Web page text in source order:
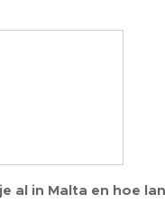
al in Malta en hoe